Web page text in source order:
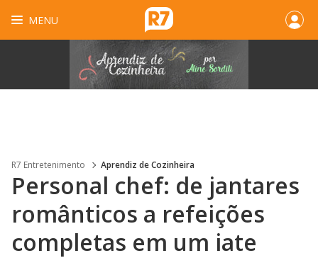
MENU
R7 Entretenimento Aprendiz de Cozinheira
Personal chef: de jantares
românticos a refeições
completas em um iate